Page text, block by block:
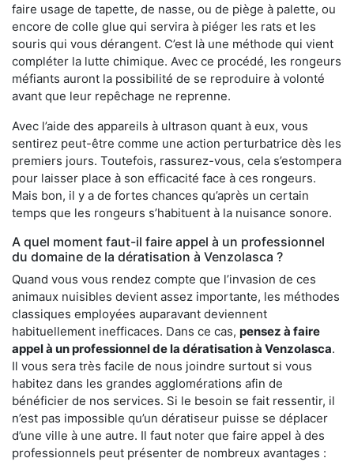
faire usage de tapette, de nasse, ou de piège à palette, ou
encore de colle glue qui servira à piéger les rats et les
souris qui vous dérangent. C’est là une méthode qui vient
compléter la lutte chimique. Avec ce procédé, les rongeurs
méfiants auront la possibilité de se reproduire à volonté
avant que leur repêchage ne reprenne.
Avec l’aide des appareils à ultrason quant à eux, vous
sentirez peut-être comme une action perturbatrice dès les
premiers jours. Toutefois, rassurez-vous, cela s’estompera
pour laisser place à son efficacité face à ces rongeurs.
Mais bon, il y a de fortes chances qu’après un certain
temps que les rongeurs s’habituent à la nuisance sonore.
A quel moment faut-il faire appel à un professionnel
du domaine de la dératisation à Venzolasca ?
Quand vous vous rendez compte que l’invasion de ces
animaux nuisibles devient assez importante, les méthodes
classiques employées auparavant deviennent
habituellement inefficaces. Dans ce cas, pensez à faire
appel à un professionnel de la dératisation à Venzolasca.
Il vous sera très facile de nous joindre surtout si vous
habitez dans les grandes agglomérations afin de
bénéficier de nos services. Si le besoin se fait ressentir, il
n’est pas impossible qu’un dératiseur puisse se déplacer
d’une ville à une autre. Il faut noter que faire appel à des
professionnels peut présenter de nombreux avantages :